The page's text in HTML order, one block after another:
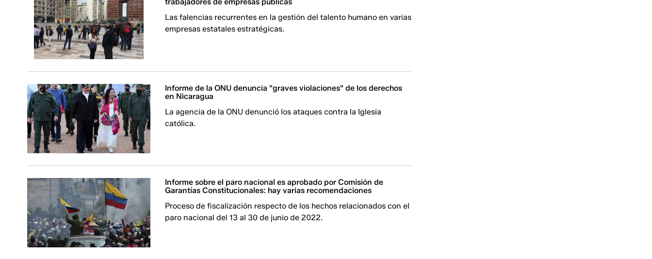
trabajadores de empresas públicas
Las falencias recurrentes en la gestión del talento humano en varias
empresas estatales estratégicas.
Informe de la ONU denuncia "graves violaciones" de los derechos
en Nicaragua
La agencia de la ONU denunció los ataques contra la Iglesia
católica.
Informe sobre el paro nacional es aprobado por Comisión de
Garantías Constitucionales: hay varias recomendaciones
Proceso de fiscalización respecto de los hechos relacionados con el
paro nacional del 13 al 30 de junio de 2022.